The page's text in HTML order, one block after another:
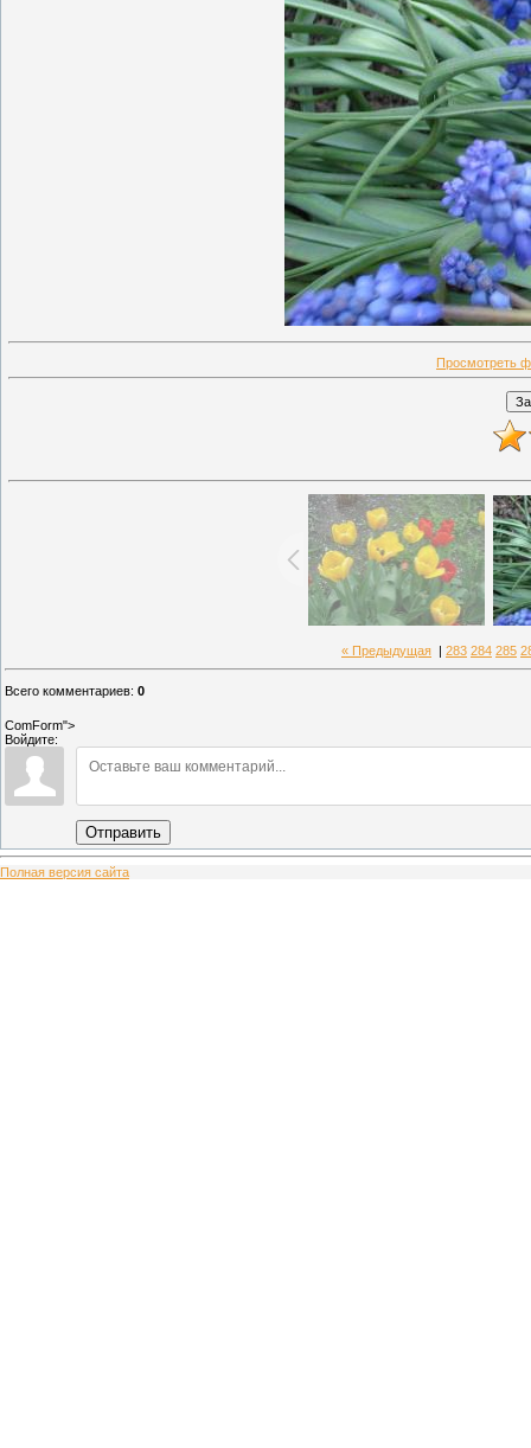
Просмотреть
« Предыдущая 283 284 285
Всего комментариев: 0
ComForm">
Войдите:
Отправить
Полная версия сайта